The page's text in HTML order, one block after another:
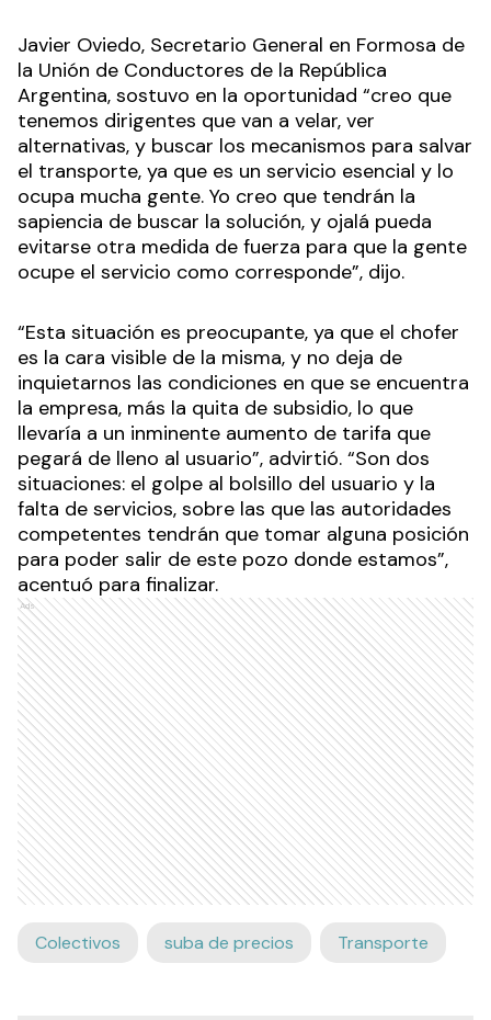
Javier Oviedo, Secretario General en Formosa de
la Unión de Conductores de la República
Argentina, sostuvo en la oportunidad “creo que
tenemos dirigentes que van a velar, ver
alternativas, y buscar los mecanismos para salvar
el transporte, ya que es un servicio esencial y lo
ocupa mucha gente. Yo creo que tendrán la
sapiencia de buscar la solución, y ojalá pueda
evitarse otra medida de fuerza para que la gente
ocupe el servicio como corresponde”, dijo.
“Esta situación es preocupante, ya que el chofer
es la cara visible de la misma, y no deja de
inquietarnos las condiciones en que se encuentra
la empresa, más la quita de subsidio, lo que
llevaría a un inminente aumento de tarifa que
pegará de lleno al usuario”, advirtió. “Son dos
situaciones: el golpe al bolsillo del usuario y la
falta de servicios, sobre las que las autoridades
competentes tendrán que tomar alguna posición
para poder salir de este pozo donde estamos”,
acentuó para finalizar.
Ads
Colectivos suba de precios Transporte